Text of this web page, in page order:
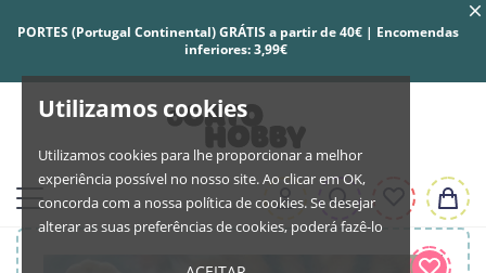
Utilizamos cookies
Utilizamos cookies para lhe proporcionar a melhor
experiência possível no nosso site. Ao clicar em OK,
concorda com a nossa política de cookies. Se desejar
alterar as suas preferências de cookies, poderá fazê-lo
PORTES (Portugal Continental) GRÁTIS a partir de 40€ | Encomendas
inferiores: 3,99€